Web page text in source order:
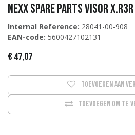
Nexx Spare Parts VISOR X.R3R
Internal Reference: 28041-00-908
EAN-code: 5600427102131
€ 47,07
Toevoegen om te
Toevoegen aan